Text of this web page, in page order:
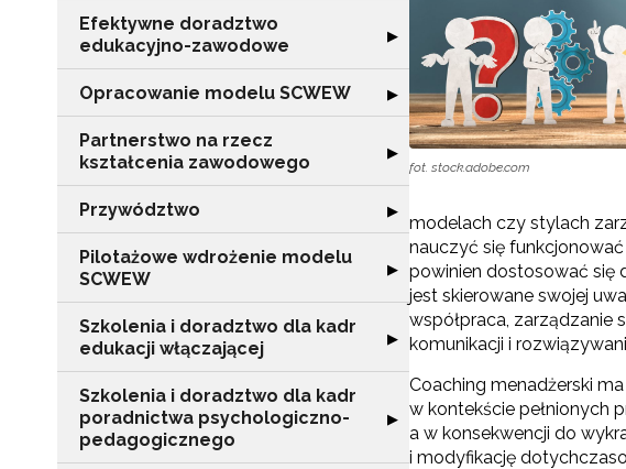
Efektywne doradztwo
edukacyjno-zawodowe
Rozwiń sekcję "Efektywne
▶
Opracowanie modelu SCWEW Rozwiń sekcję "Opracowanie
▶
Partnerstwo na rzecz
kształcenia zawodowego
Rozwiń sekcję "Partnerstwo na
▶
Przywództwo Rozwiń sekcję "Przywództwo"
▶
Pilotażowe wdrożenie modelu
SCWEW
Rozwiń sekcję "Pilotażowe
▶
Szkolenia i doradztwo dla kadr
edukacji włączającej
Rozwiń sekcję "Szkolenia i
▶
Szkolenia i doradztwo dla kadr
poradnictwa psychologiczno-
pedagogicznego
Rozwiń sekcję "Szkolenia i
▶
fot. stock.adobe.com
modelach czy stylach
nauczyć się
powinien dostosować się
jest skierowane swojej
współpraca, zarządzanie
komunikacji i
Coaching menadżerski
w kontekście pełnionych
a w konsekwencji do
i modyfikację